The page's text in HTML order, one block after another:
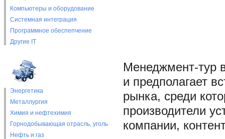
Компьютеры и оборудование
Системная интеграция
Программное обеспепчение
Другие IT
Энергетика
Металлургия
Химия и нефтехимия
Горнодобывающая отрасль, уголь
Нефть и газ
Менеджмент-тур
и предполагает
рынка, среди
производители
компании,